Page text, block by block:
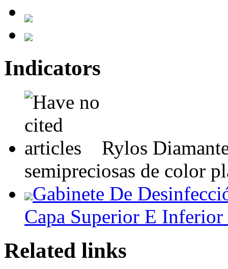
Indicators
Rylos
semipreciosas de color
Gabinete De
Capa Superior E
Related links